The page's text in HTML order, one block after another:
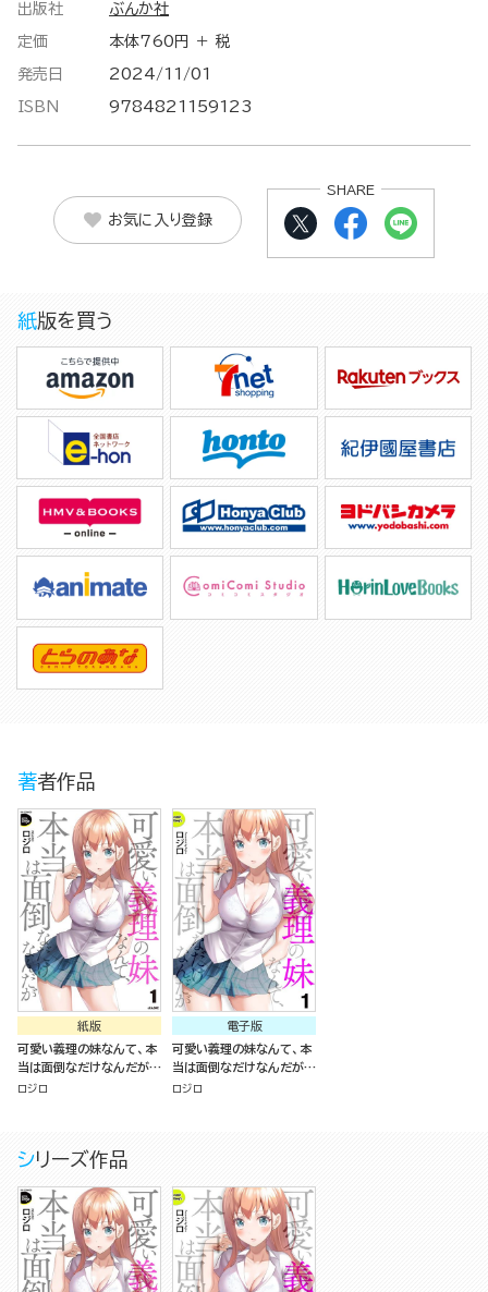
出版社 ぶんか社
定価 本体760円 ＋ 税
発売日 2024/11/01
ISBN 9784821159123
お気に入り登録
SHARE
紙版を買う
著者作品
紙版
可愛い義理の妹なんて、本
当は面倒なだけなんだが
（1）
ロジロ
電子版
可愛い義理の妹なんて、本
当は面倒なだけなんだが
（分冊版）
ロジロ
シリーズ作品